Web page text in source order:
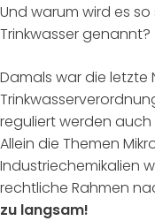
Und warum wird es
Trinkwasser genannt?
Damals war die letzte
reguliert werden
Allein die Themen
Industriechemikalien
rechtliche Rahmen
zu langsam!